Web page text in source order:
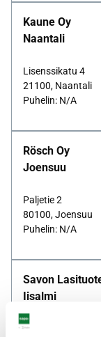
Kaune Oy
Naantali
Lisenssikatu 4
21100, Naantali
Puhelin: N/A
Rösch Oy
Joensuu
Paljetie 2
80100, Joensuu
Puhelin: N/A
Savon
Iisalmi
Energiakuja 1